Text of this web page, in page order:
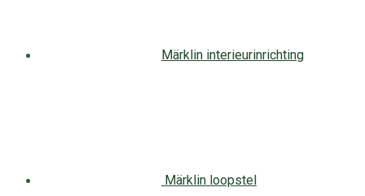
Märklin interieurinrichting
Märklin loopstel